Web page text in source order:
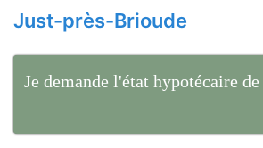
Just-près-Brioude
Je demande l'état hypotécaire